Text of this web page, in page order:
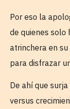
Por eso la
de quienes solo
atrinchera en
para disfrazar
De ahí que
versus